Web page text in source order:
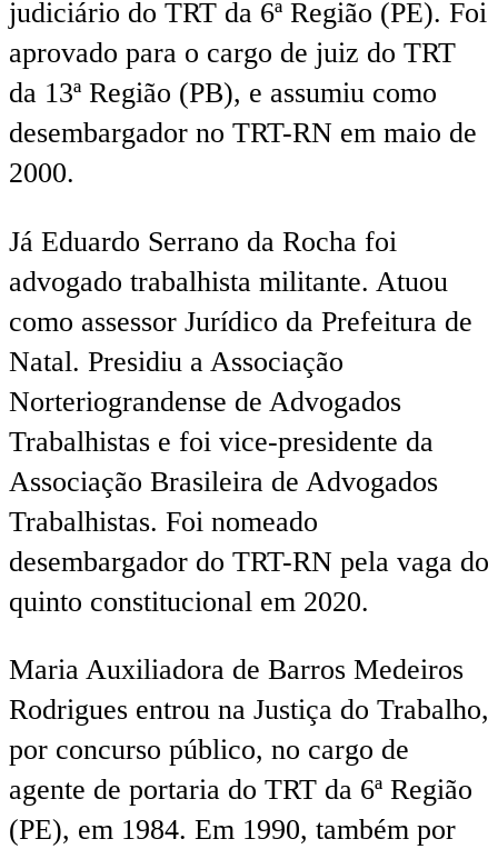
judiciário do TRT da 6ª Região (PE). Foi
aprovado para o cargo de juiz do TRT
da 13ª Região (PB), e assumiu como
desembargador no TRT-RN em maio de
2000.
Já Eduardo Serrano da Rocha foi
advogado trabalhista militante. Atuou
como assessor Jurídico da Prefeitura de
Natal. Presidiu a Associação
Norteriograndense de Advogados
Trabalhistas e foi vice-presidente da
Associação Brasileira de Advogados
Trabalhistas. Foi nomeado
desembargador do TRT-RN pela vaga do
quinto constitucional em 2020.
Maria Auxiliadora de Barros Medeiros
Rodrigues entrou na Justiça do Trabalho,
por concurso público, no cargo de
agente de portaria do TRT da 6ª Região
(PE), em 1984. Em 1990, também por